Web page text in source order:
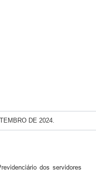
DE 2024.
dos servidores